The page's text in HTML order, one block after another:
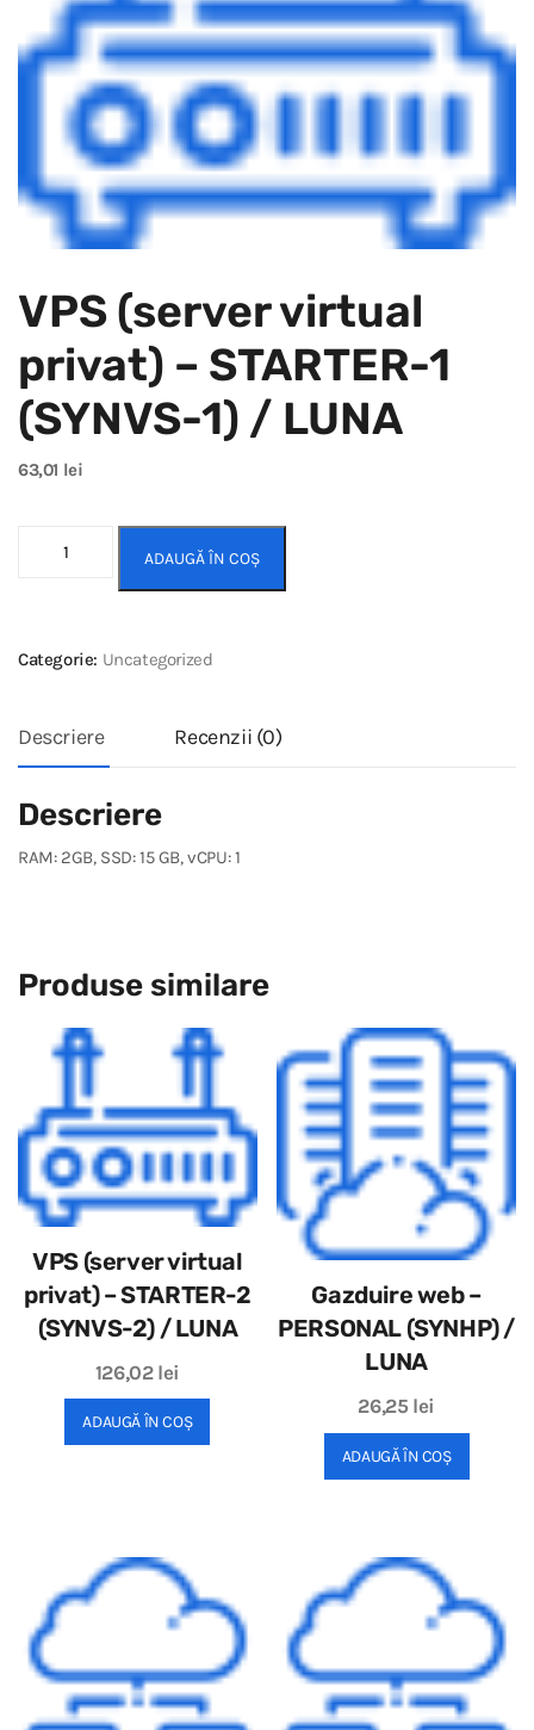
VPS (server virtual
privat) – STARTER-1
(SYNVS-1) / LUNA
63,01 lei
ADAUGĂ ÎN COȘ
Categorie: Uncategorized
Descriere Recenzii (0)
Descriere
RAM: 2GB, SSD: 15 GB, vCPU: 1
Produse similare
VPS (server virtual
privat) – STARTER-2
(SYNVS-2) / LUNA
126,02 lei
ADAUGĂ ÎN COȘ
Gazduire web –
PERSONAL (SYNHP) /
LUNA
26,25 lei
ADAUGĂ ÎN COȘ